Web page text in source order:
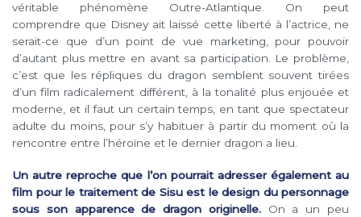
véritable phénomène Outre-Atlantique. On peut
comprendre que Disney ait laissé cette liberté à l’actrice, ne
serait-ce que d’un point de vue marketing, pour pouvoir
d’autant plus mettre en avant sa participation. Le problème,
c’est que les répliques du dragon semblent souvent tirées
d’un film radicalement différent, à la tonalité plus enjouée et
moderne, et il faut un certain temps, en tant que spectateur
adulte du moins, pour s’y habituer à partir du moment où la
rencontre entre l’héroïne et le dernier dragon a lieu.
Un autre reproche que l’on pourrait adresser également au
film pour le traitement de Sisu est le design du personnage
sous son apparence de dragon originelle.On a un peu